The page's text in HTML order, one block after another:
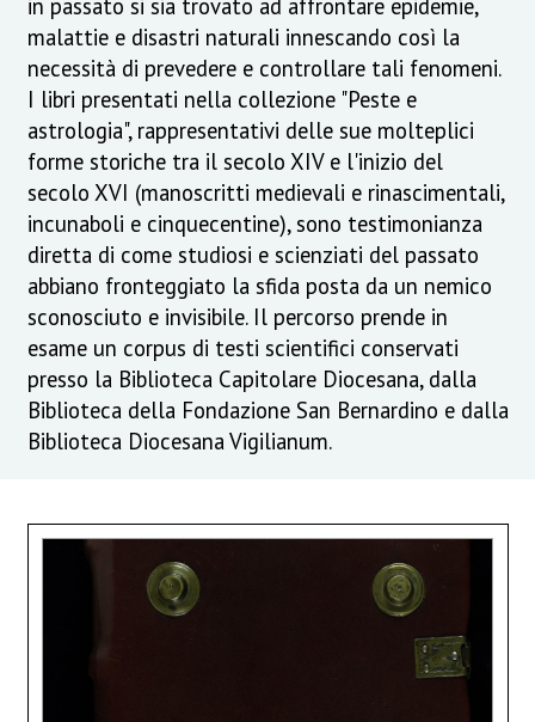
in passato si sia trovato ad affrontare epidemie,
malattie e disastri naturali innescando così la
necessità di prevedere e controllare tali fenomeni.
I libri presentati nella collezione "Peste e
astrologia", rappresentativi delle sue molteplici
forme storiche tra il secolo XIV e l'inizio del
secolo XVI (manoscritti medievali e rinascimentali,
incunaboli e cinquecentine), sono testimonianza
diretta di come studiosi e scienziati del passato
abbiano fronteggiato la sfida posta da un nemico
sconosciuto e invisibile. Il percorso prende in
esame un corpus di testi scientifici conservati
presso la Biblioteca Capitolare Diocesana, dalla
Biblioteca della Fondazione San Bernardino e dalla
Biblioteca Diocesana Vigilianum.